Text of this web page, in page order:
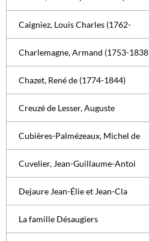
Caigniez, Louis Charles (1762-
Charlemagne, Armand (1753-1838
Chazet, René de (1774-1844)
Creuzé de Lesser, Auguste
Cubières-Palmézeaux, Michel de
Cuvelier, Jean-Guillaume-Antoi
Dejaure Jean-Élie et Jean-Cla
La famille Désaugiers